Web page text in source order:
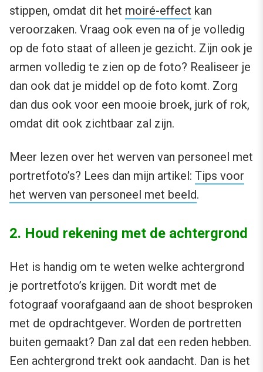
stippen, omdat dit het moiré-effect kan
veroorzaken. Vraag ook even na of je volledig
op de foto staat of alleen je gezicht. Zijn ook je
armen volledig te zien op de foto? Realiseer je
dan ook dat je middel op de foto komt. Zorg
dan dus ook voor een mooie broek, jurk of rok,
omdat dit ook zichtbaar zal zijn.
Meer lezen over het werven van personeel met
portretfoto’s? Lees dan mijn artikel: Tips voor
het werven van personeel met beeld.
2. Houd rekening met de achtergrond
Het is handig om te weten welke achtergrond
je portretfoto’s krijgen. Dit wordt met de
fotograaf voorafgaand aan de shoot besproken
met de opdrachtgever. Worden de portretten
buiten gemaakt? Dan zal dat een reden hebben.
Een achtergrond trekt ook aandacht. Dan is het